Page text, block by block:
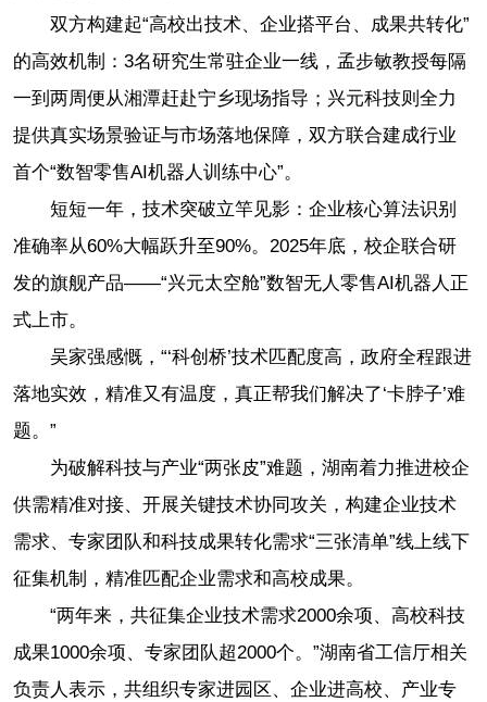
双方构建起“高校出技术、企业搭平台、成果共转化”
的高效机制：3名研究生常驻企业一线，孟步敏教授每隔
一到两周便从湘潭赶赴宁乡现场指导；兴元科技则全力
提供真实场景验证与市场落地保障，双方联合建成行业
首个“数智零售AI机器人训练中心”。
短短一年，技术突破立竿见影：企业核心算法识别
准确率从60%大幅跃升至90%。2025年底，校企联合研
发的旗舰产品——“兴元太空舱”数智无人零售AI机器人正
式上市。
吴家强感慨，“‘科创桥’技术匹配度高，政府全程跟进
落地实效，精准又有温度，真正帮我们解决了‘卡脖子’难
题。”
为破解科技与产业“两张皮”难题，湖南着力推进校企
供需精准对接、开展关键技术协同攻关，构建企业技术
需求、专家团队和科技成果转化需求“三张清单”线上线下
征集机制，精准匹配企业需求和高校成果。
“两年来，共征集企业技术需求2000余项、高校科技
成果1000余项、专家团队超2000个。”湖南省工信厅相关
负责人表示，共组织专家进园区、企业进高校、产业专